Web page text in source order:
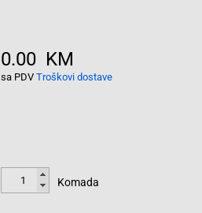
0.00 KM
sa PDV Troškovi dostave
Komada